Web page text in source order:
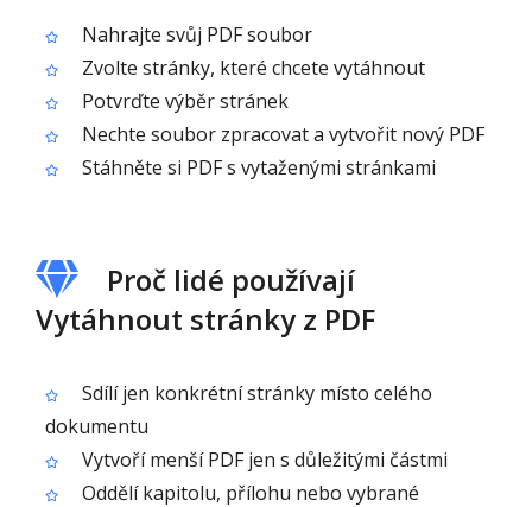
Nahrajte svůj PDF soubor
Zvolte stránky, které chcete vytáhnout
Potvrďte výběr stránek
Nechte soubor zpracovat a vytvořit nový PDF
Stáhněte si PDF s vytaženými stránkami
Proč lidé používají
Vytáhnout stránky z PDF
Sdílí jen konkrétní stránky místo celého
dokumentu
Vytvoří menší PDF jen s důležitými částmi
Oddělí kapitolu, přílohu nebo vybrané